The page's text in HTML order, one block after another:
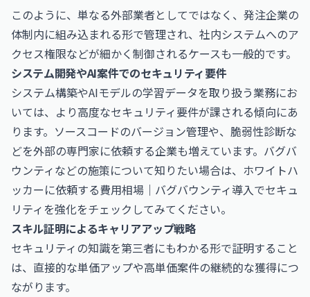
このように、単なる外部業者としてではなく、発注企業の
体制内に組み込まれる形で管理され、社内システムへのア
クセス権限などが細かく制御されるケースも一般的です。
システム開発やAI案件でのセキュリティ要件
システム構築やAIモデルの学習データを取り扱う業務にお
いては、より高度なセキュリティ要件が課される傾向にあ
ります。ソースコードのバージョン管理や、脆弱性診断な
どを外部の専門家に依頼する企業も増えています。バグバ
ウンティなどの施策について知りたい場合は、 ホワイトハ
ッカーに依頼する費用相場｜バグバウンティ導入でセキュ
リティを強化をチェックしてみてください。
スキル証明によるキャリアアップ戦略
セキュリティの知識を第三者にもわかる形で証明すること
は、直接的な単価アップや高単価案件の継続的な獲得につ
ながります。